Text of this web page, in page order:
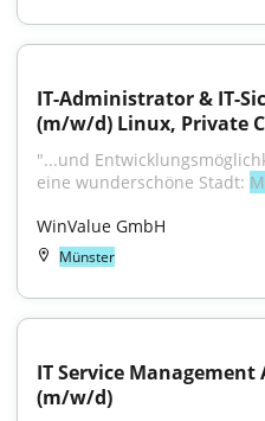
IT-Administrator & IT-
(m/w/d) Linux, Private
"...und
eine wunderschöne Stadt:
WinValue GmbH
Münster
IT Service
(m/w/d)